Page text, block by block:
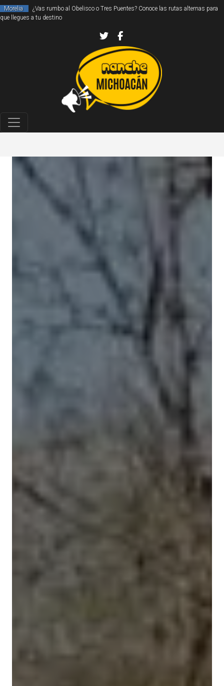
Morelia
¿Vas rumbo al Obelisco o Tres Puentes? Conoce las rutas alternas para
que llegues a tu destino